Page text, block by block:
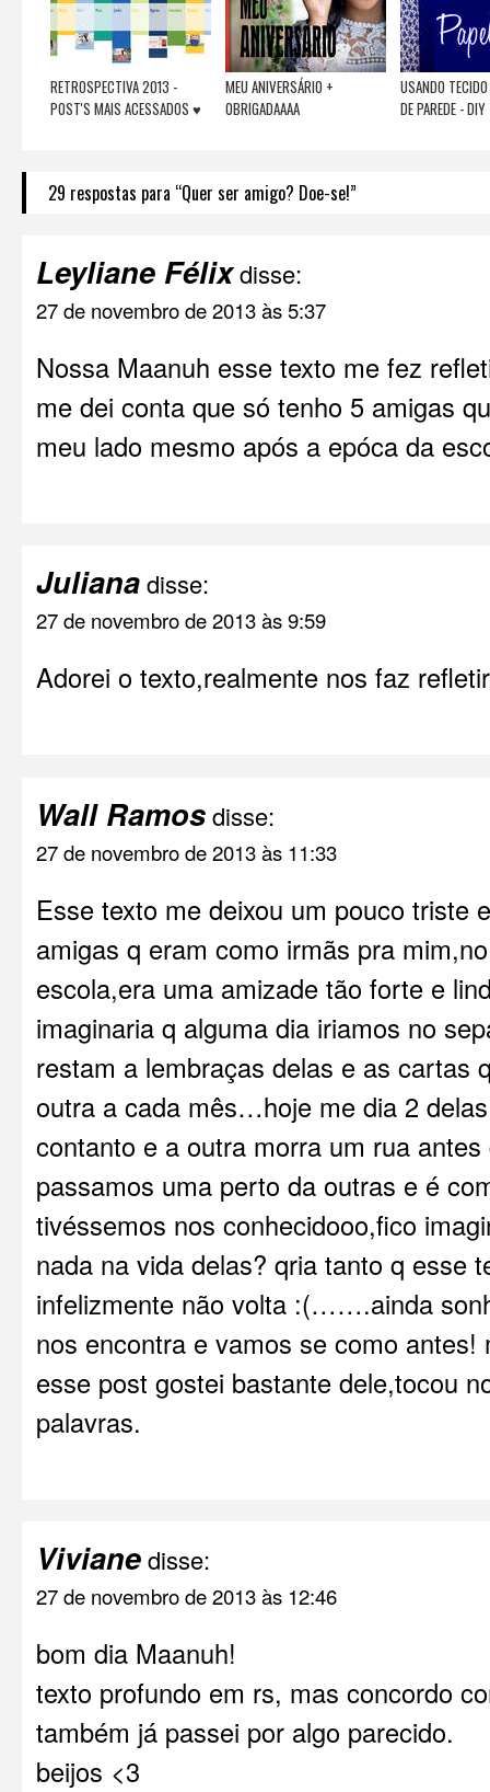
RETROSPECTIVA 2013 -
POST'S MAIS ACESSADOS ♥
MEU ANIVERSÁRIO +
OBRIGADAAAA
USANDO
DE PAREDE - DIY
29 respostas para “Quer ser amigo? Doe-se!”
Leyliane Félixdisse:
27 de novembro de 2013 às 5:37
Nossa Maanuh esse texto me fez
me dei conta que só tenho 5 amigas
meu lado mesmo após a epóca da
Julianadisse:
27 de novembro de 2013 às 9:59
Adorei o texto,realmente nos faz
Wall Ramosdisse:
27 de novembro de 2013 às 11:33
Esse texto me deixou um pouco triste
amigas q eram como irmãs pra
escola,era uma amizade tão forte e
imaginaria q alguma dia iriamos no
restam a lembraças delas e as cartas
outra a cada mês…hoje me dia 2
contanto e a outra morra um rua
passamos uma perto da outras e é
tivéssemos nos conhecidooo,fico
nada na vida delas? qria tanto q esse
infelizmente não volta :(…….ainda
nos encontra e vamos se como antes!
esse post gostei bastante dele,tocou
palavras.
Vivianedisse:
27 de novembro de 2013 às 12:46
bom dia Maanuh!
texto profundo em rs, mas concordo
também já passei por algo parecido.
beijos <3